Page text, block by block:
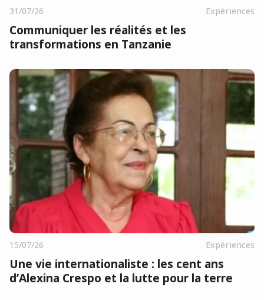
31/07/26 Expériences
Communiquer les réalités et les
transformations en Tanzanie
15/07/26 Expériences
Une vie internationaliste : les cent ans
d’Alexina Crespo et la lutte pour la terre